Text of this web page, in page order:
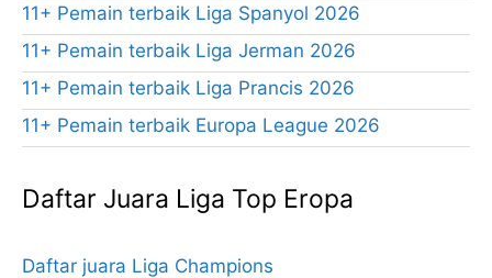
11+ Pemain terbaik Liga Spanyol 2026
11+ Pemain terbaik Liga Jerman 2026
11+ Pemain terbaik Liga Prancis 2026
11+ Pemain terbaik Europa League 2026
Daftar Juara Liga Top Eropa
Daftar juara Liga Champions